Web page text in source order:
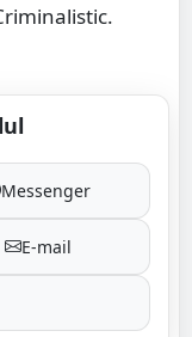
Messenger
E-mail